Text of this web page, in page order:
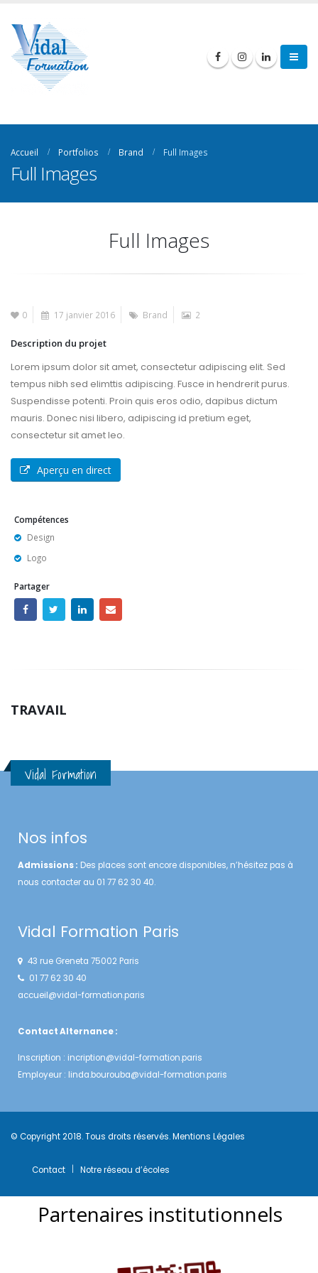
Accueil Portfolios Brand Full Images
Full Images
Full Images
0 17 janvier 2016 Brand 2
Description du projet
Lorem ipsum dolor sit amet, consectetur adipiscing elit. Sed
tempus nibh sed elimttis adipiscing. Fusce in hendrerit purus.
Suspendisse potenti. Proin quis eros odio, dapibus dictum
mauris. Donec nisi libero, adipiscing id pretium eget,
consectetur sit amet leo.
Aperçu en direct
Compétences
Design
Logo
Partager
TRAVAIL
Vidal Formation
Nos infos
Admissions : Des places sont encore disponibles, n’hésitez pas à
nous contacter au 01 77 62 30 40.
Vidal Formation Paris
43 rue Greneta 75002 Paris
01 77 62 30 40
accueil@vidal-formation.paris
Contact Alternance :
Inscription : incription@vidal-formation.paris
Employeur : linda.bourouba@vidal-formation.paris
© Copyright 2018. Tous droits réservés.Mentions Légales
Contact Notre réseau d’écoles
Partenaires institutionnels